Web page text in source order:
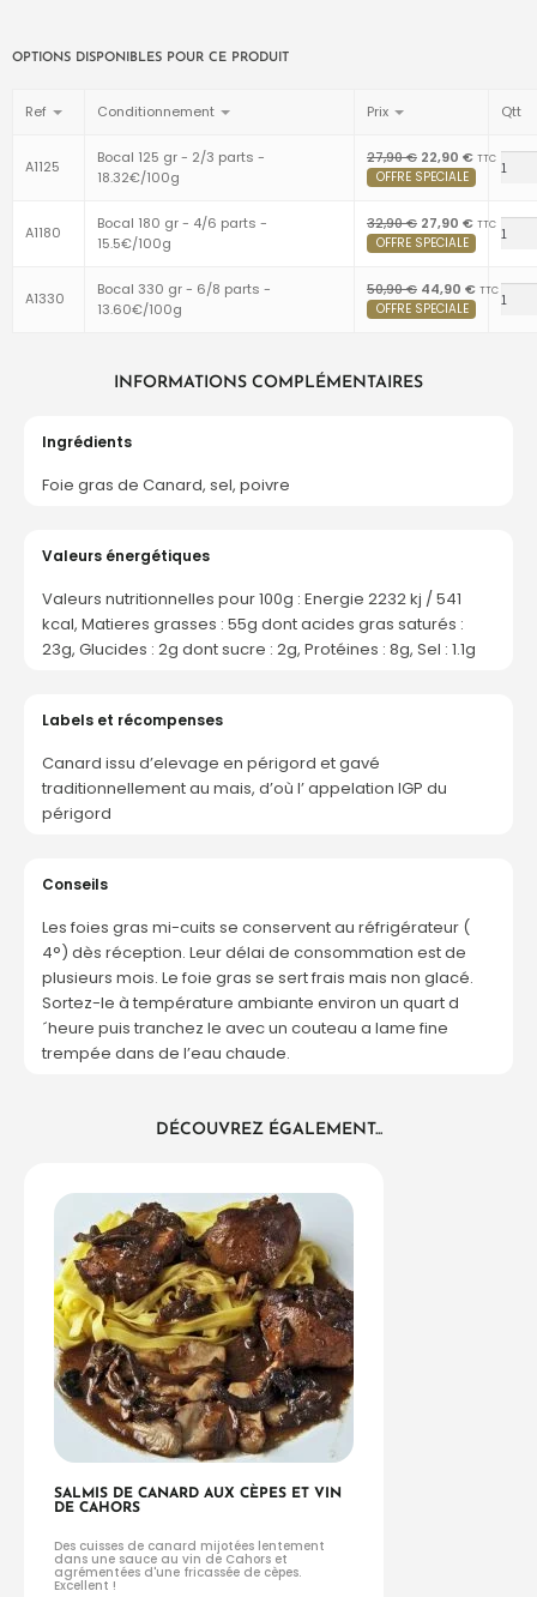
OPTIONS DISPONIBLES POUR CE PRODUIT
Ref Conditionnement Prix Qtt
A1125
Bocal 125 gr - 2/3 parts -
18.32€/100g
27,90€ 22,90 € TTC
A1180
Bocal 180 gr - 4/6 parts -
15.5€/100g
32,90€ 27,90 € TTC
A1330
Bocal 330 gr - 6/8 parts -
13.60€/100g
50,90€ 44,90 € TTC
INFORMATIONS COMPLÉMENTAIRES
Ingrédients
Foie gras de Canard, sel, poivre
Valeurs énergétiques
Valeurs nutritionnelles pour 100g : Energie 2232 kj / 541
kcal, Matieres grasses : 55g dont acides gras saturés :
23g, Glucides : 2g dont sucre : 2g, Protéines : 8g, Sel : 1.1g
Labels et récompenses
Canard issu d’elevage en périgord et gavé
traditionnellement au mais, d’où l’ appelation IGP du
périgord
Conseils
Les foies gras mi-cuits se conservent au réfrigérateur (
4°) dès réception. Leur délai de consommation est de
plusieurs mois. Le foie gras se sert frais mais non glacé.
Sortez-le à température ambiante environ un quart d
´heure puis tranchez le avec un couteau a lame fine
trempée dans de l’eau chaude.
DÉCOUVREZ ÉGALEMENT...
SALMIS DE CANARD AUX CÈPES ET VIN
DE CAHORS
Des cuisses de canard mijotées lentement
dans une sauce au vin de Cahors et
agrémentées d'une fricassée de cèpes.
Excellent !